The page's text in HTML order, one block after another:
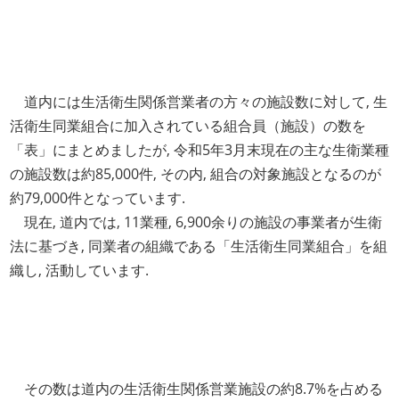
道内には生活衛生関係営業者の方々の施設数に対して, 生
活衛生同業組合に加入されている組合員（施設）の数を
「表」にまとめましたが, 令和5年3月末現在の主な生衛業種
の施設数は約85,000件, その内, 組合の対象施設となるのが
約79,000件となっています.
現在, 道内では, 11業種, 6,900余りの施設の事業者が生衛
法に基づき, 同業者の組織である「生活衛生同業組合」を組
織し, 活動しています.
その数は道内の生活衛生関係営業施設の約8.7%を占める